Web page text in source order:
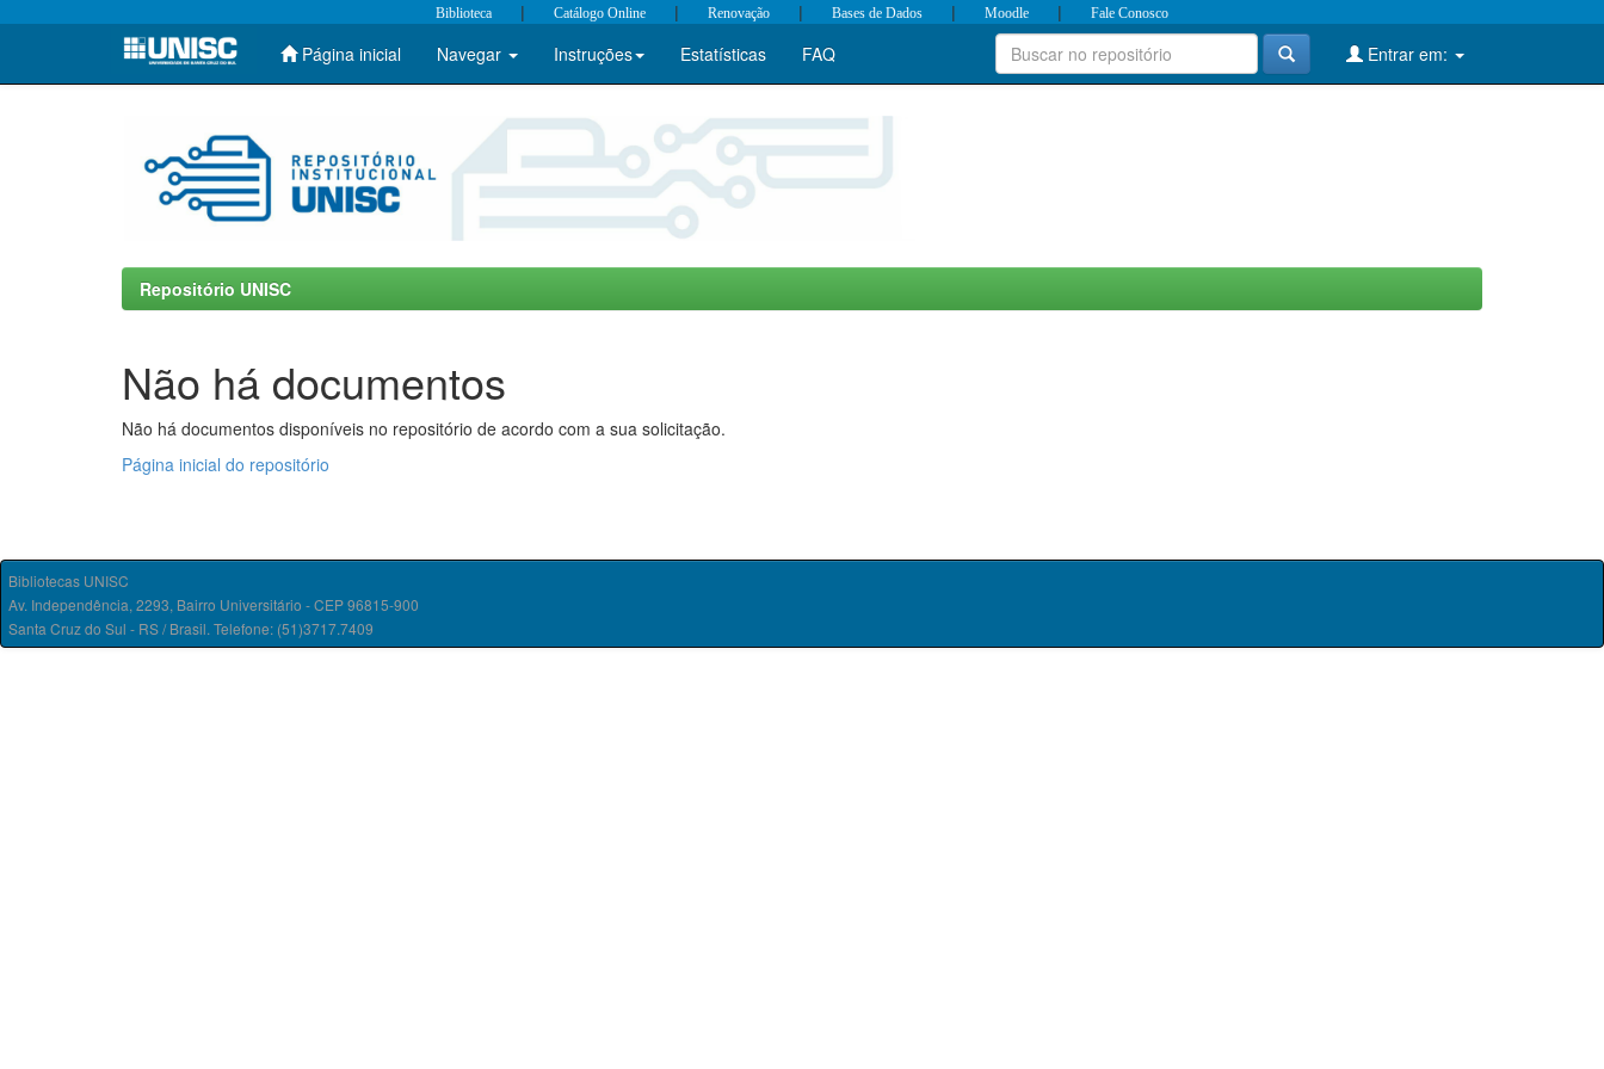
Skip
Biblioteca | Catálogo Online | Renovação | Bases de Dados | Moodle | Fale Conosco
Página inicial Navegar Instruções Estatísticas FAQ Entrar em:
Repositório UNISC
Não há documentos
Não há documentos disponíveis no repositório de acordo com a sua solicitação.
Página inicial do repositório
Bibliotecas UNISC
Av. Independência, 2293, Bairro Universitário - CEP 96815-900
Santa Cruz do Sul - RS / Brasil. Telefone: (51)3717.7409